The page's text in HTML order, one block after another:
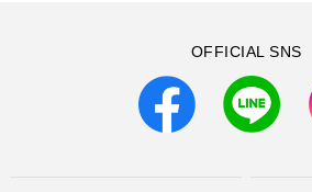
OFFICIAL SNS